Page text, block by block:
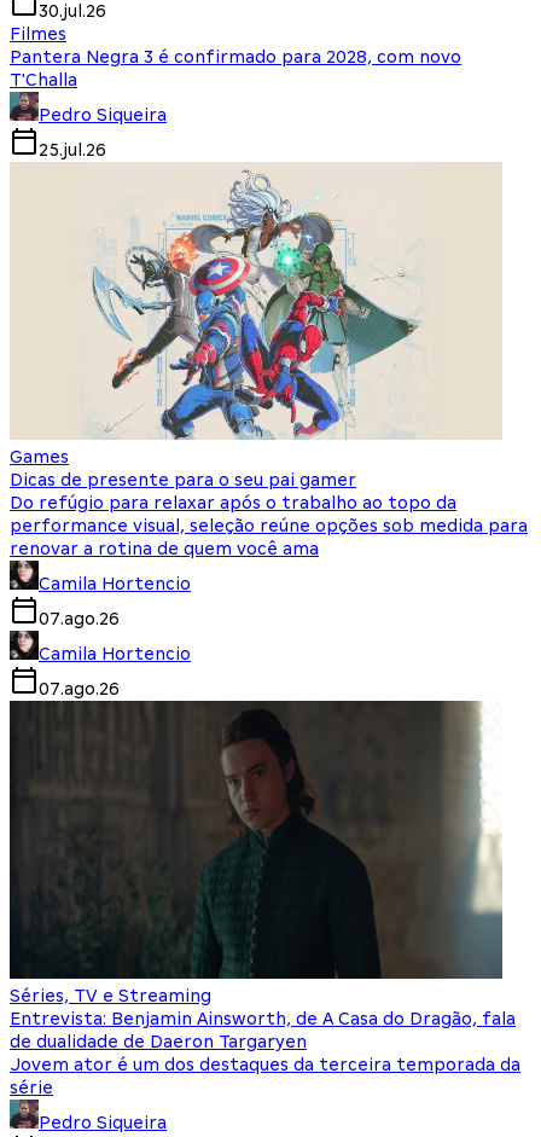
30.jul.26
Filmes
Pantera Negra 3 é confirmado para 2028, com novo
T'Challa
Pedro Siqueira
25.jul.26
Games
Dicas de presente para o seu pai gamer
Do refúgio para relaxar após o trabalho ao topo da
performance visual, seleção reúne opções sob medida para
renovar a rotina de quem você ama
Camila Hortencio
07.ago.26
Camila Hortencio
07.ago.26
Séries, TV e Streaming
Entrevista: Benjamin Ainsworth, de A Casa do Dragão, fala
de dualidade de Daeron Targaryen
Jovem ator é um dos destaques da terceira temporada da
série
Pedro Siqueira